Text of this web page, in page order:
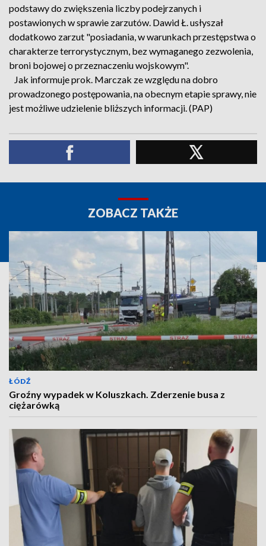
podstawy do zwiększenia liczby podejrzanych i
postawionych w sprawie zarzutów. Dawid Ł. usłyszał
dodatkowo zarzut "posiadania, w warunkach przestępstwa o
charakterze terrorystycznym, bez wymaganego zezwolenia,
broni bojowej o przeznaczeniu wojskowym".
Jak informuje prok. Marczak ze względu na dobro
prowadzonego postępowania, na obecnym etapie sprawy, nie
jest możliwe udzielenie bliższych informacji. (PAP)
ZOBACZ TAKŻE
ŁÓDŹ
Groźny wypadek w Koluszkach. Zderzenie busa z
ciężarówką